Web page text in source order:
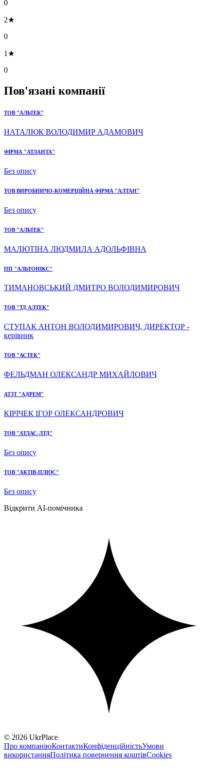
0
2★
0
1★
0
Пов'язані компанії
ТОВ "АЛЬТЕК"
НАТАЛЮК ВОЛОДИМИР АДАМОВИЧ
ФІРМА "АТЛАНТА"
Без опису
ТОВ ВИРОБНИЧО-КОМЕРЦІЙНА ФІРМА "АЛТАН"
Без опису
ТОВ "АЛЬТЕК"
МАЛЮТІНА ЛЮДМИЛА АДОЛЬФІВНА
ПП "АЛЬТОНІКС"
ТИМАНОВСЬКИЙ ДМИТРО ВОЛОДИМИРОВИЧ
ТОВ "ТД АЛТЕК"
СТУПАК АНТОН ВОЛОДИМИРОВИЧ, ДИРЕКТОР -
керівник
ТОВ "АСТЕК"
ФЕЛЬДМАН ОЛЕКСАНДР МИХАЙЛОВИЧ
АТЗТ "АДРЕМ"
КІРІЧЕК ІГОР ОЛЕКСАНДРОВИЧ
ТОВ "АТЛАС-ЛТД"
Без опису
ТОВ "АКТІВ-ПЛЮС"
Без опису
Відкрити AI-помічника
© 2026 UkrPlace
Про компаніюКонтактиКонфіденційністьУмови
використанняПолітика повернення коштівCookies